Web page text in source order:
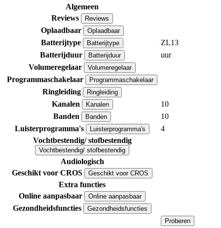
Algemeen
Reviews
Reviews
Oplaadbaar Oplaadbaar
Batterijtype Batterijtype
ZL13
Batterijduur
Batterijduur
uur
Volumeregelaar
Volumeregelaar
Programmaschakelaar Programmaschakelaar
Ringleiding Ringleiding
Kanalen Kanalen
10
Banden
Banden
10
Luisterprogramma's
Luisterprogramma's
4
Vochtbestendig/ stofbestendig
Vochtbestendig/ stofbestendig
Audiologisch
Geschikt voor CROS
Geschikt voor CROS
Extra functies
Online aanpasbaar
Online aanpasbaar
Gezondheidsfuncties
Gezondheidsfuncties
Proberen